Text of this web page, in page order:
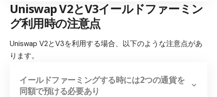
Uniswap V2とV3イールドファーミン
グ利用時の注意点
Uniswap V2とV3を利用する場合、以下のような注意点があ
ります。
イールドファーミングする時には2つの通貨を
同額で預ける必要あり